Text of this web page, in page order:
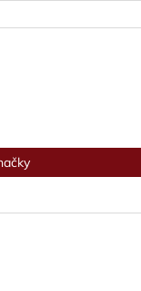
OSOBNÍCH ÚDAJŮ